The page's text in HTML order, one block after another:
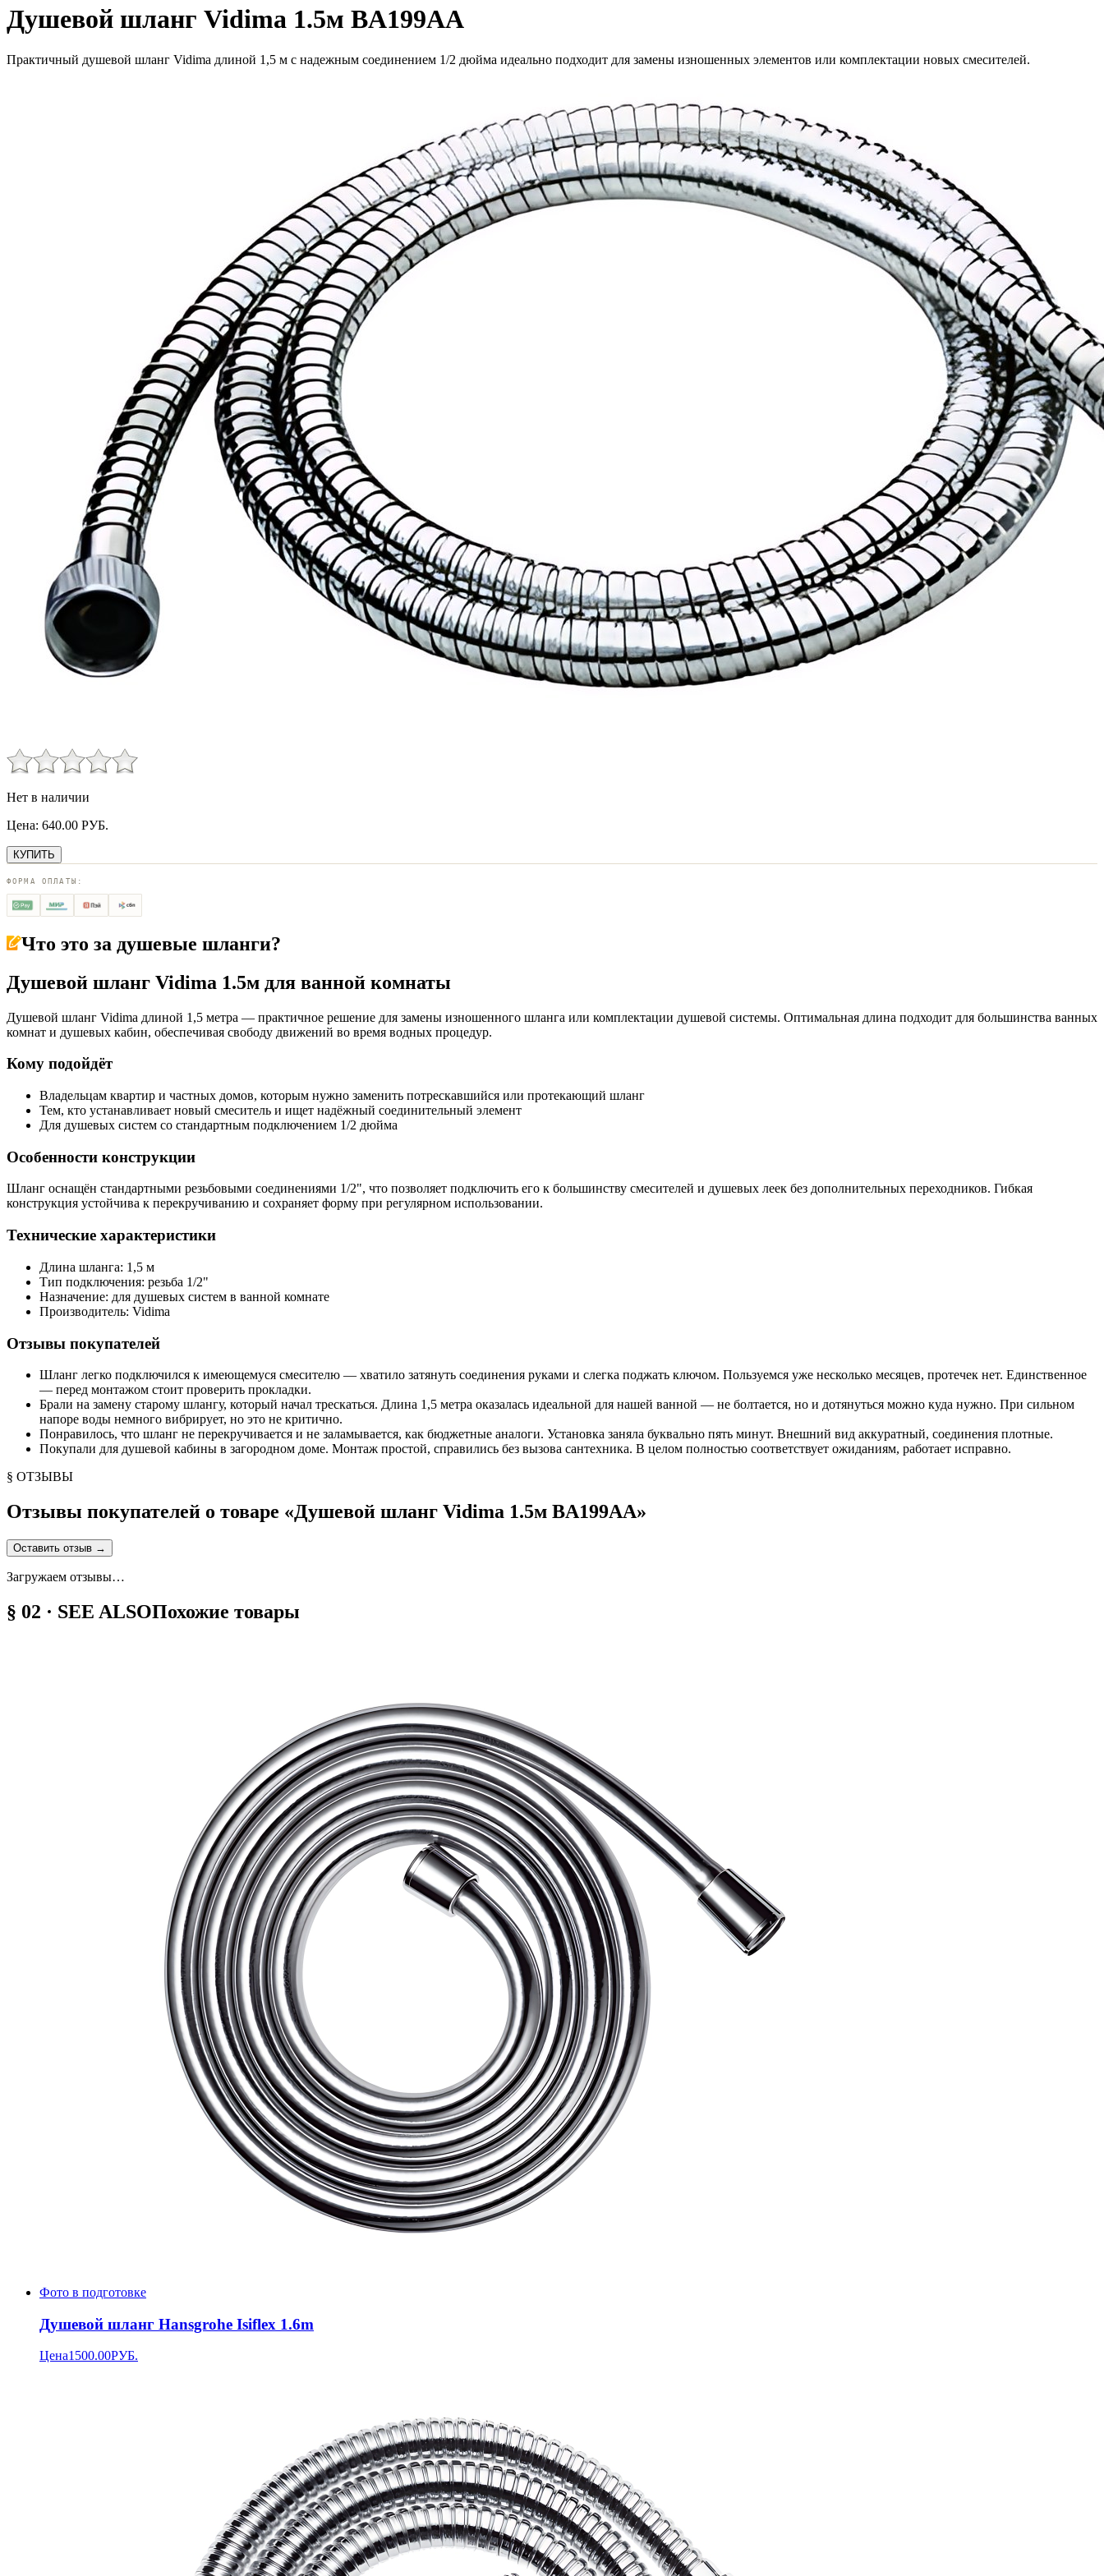
Душевой шланг Vidima 1.5м BA199AA
Практичный душевой шланг Vidima длиной 1,5 м с надежным соединением 1/2 дюйма идеально подходит для замены изношенных элементов или комплектации новых смесителей.
Нет в наличии
Цена: 640.00 РУБ.
КУПИТЬ
ФОРМА ОПЛАТЫ:
Что это за душевые шланги?
Душевой шланг Vidima 1.5м для ванной комнаты
Душевой шланг Vidima длиной 1,5 метра — практичное решение для замены изношенного шланга или комплектации душевой системы. Оптимальная длина подходит для большинства ванных
комнат и душевых кабин, обеспечивая свободу движений во время водных процедур.
Кому подойдёт
Владельцам квартир и частных домов, которым нужно заменить потрескавшийся или протекающий шланг
Тем, кто устанавливает новый смеситель и ищет надёжный соединительный элемент
Для душевых систем со стандартным подключением 1/2 дюйма
Особенности конструкции
Шланг оснащён стандартными резьбовыми соединениями 1/2", что позволяет подключить его к большинству смесителей и душевых леек без дополнительных переходников. Гибкая
конструкция устойчива к перекручиванию и сохраняет форму при регулярном использовании.
Технические характеристики
Длина шланга: 1,5 м
Тип подключения: резьба 1/2"
Назначение: для душевых систем в ванной комнате
Производитель: Vidima
Отзывы покупателей
Шланг легко подключился к имеющемуся смесителю — хватило затянуть соединения руками и слегка поджать ключом. Пользуемся уже несколько месяцев, протечек нет. Единственное
— перед монтажом стоит проверить прокладки.
Брали на замену старому шлангу, который начал трескаться. Длина 1,5 метра оказалась идеальной для нашей ванной — не болтается, но и дотянуться можно куда нужно. При сильном
напоре воды немного вибрирует, но это не критично.
Понравилось, что шланг не перекручивается и не заламывается, как бюджетные аналоги. Установка заняла буквально пять минут. Внешний вид аккуратный, соединения плотные.
Покупали для душевой кабины в загородном доме. Монтаж простой, справились без вызова сантехника. В целом полностью соответствует ожиданиям, работает исправно.
§ ОТЗЫВЫ
Отзывы покупателей о товаре «Душевой шланг Vidima 1.5м BA199AA»
Оставить отзыв →
Загружаем отзывы…
§ 02 · SEE ALSOПохожие товары
Фото в подготовке
Душевой шланг Hansgrohe Isiflex 1.6m
Цена1500.00РУБ.